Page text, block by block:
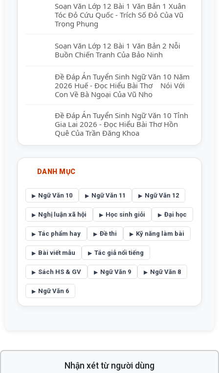
Soạn Văn Lớp 12 Bài 1 Văn Bản 1 Xuân
Tóc Đỏ Cứu Quốc - Trích Số Đỏ Của Vũ
Trọng Phụng
Soạn Văn Lớp 12 Bài 1 Văn Bản 2 Nỗi
Buồn Chiến Tranh Của Bảo Ninh
Đề Đáp Án Tuyển Sinh Ngữ Văn 10 Năm
2026 Huế - Đọc Hiểu Bài Thơ Nói Với
Con Về Bà Ngoại Của Vũ Nho
Đề Đáp Án Tuyển Sinh Ngữ Văn 10 Tỉnh
Gia Lai 2026 - Đọc Hiểu Bài Thơ Hồn
Quê Của Trần Đăng Khoa
DANH MỤC
Ngữ Văn 10 Ngữ Văn 11 Ngữ Văn 12
Nghị luận xã hội Học sinh giỏi Đại học
Tác phẩm hay Đề thi Kỹ năng làm bài
Bài viết mẫu Tác giả nổi tiếng
Sách HS & GV Ngữ Văn 9 Ngữ Văn 8
Ngữ Văn 6
Nhận xét từ người dùng